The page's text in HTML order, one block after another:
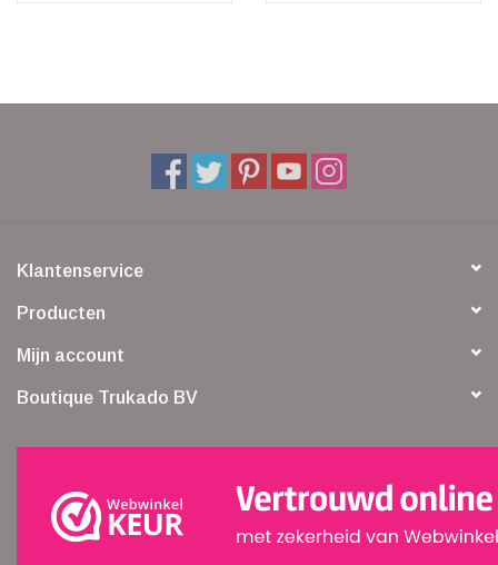
Klantenservice
Producten
Mijn account
Boutique Trukado BV